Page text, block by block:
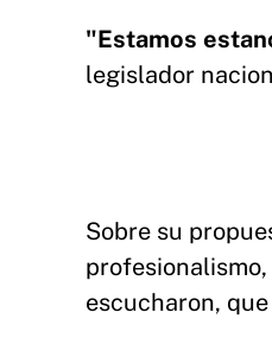
"Estamos
legislador
Sobre su
escucharon,